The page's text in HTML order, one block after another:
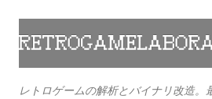
スキップしてメイン コン
レトロゲームの解析とバイナリ改造。